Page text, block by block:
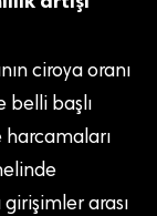
ciroya oranı
belli başlı
girişimler arası